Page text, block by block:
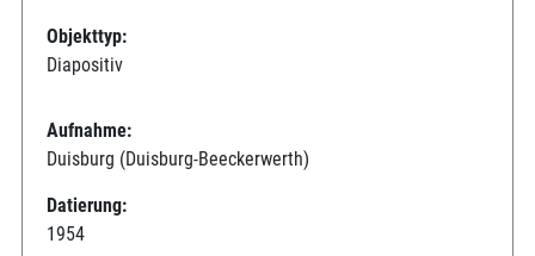
Objekttyp:
Diapositiv
Aufnahme:
Duisburg (Duisburg-Beeckerwerth)
Datierung:
1954